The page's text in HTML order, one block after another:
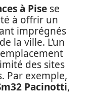
à Pise se
à offrir un
imprégnés
la ville. L’un
des sites
Par exemple,
Pacinotti,